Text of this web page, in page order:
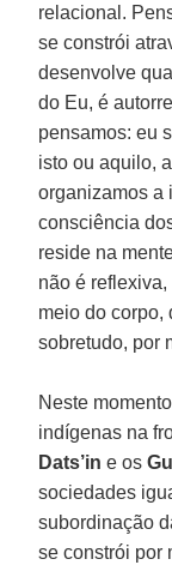
relacional.
se constrói
desenvolve
do Eu, é
pensamos: eu
isto ou aquilo,
organizamos a
consciência
reside na
não é
meio do corpo,
sobretudo, por
Neste
indígenas na
Dats’in e os
sociedades
subordinação
se constrói por